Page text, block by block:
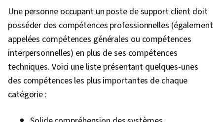
Protocole de configuration dynamique de l'hôte
(DHCP), Intégrité des données, Routage de
réseau, Protocoles de routage, Matériel de
mise en réseau
Une personne occupant un poste de support client doit
posséder des compétences professionnelles (également
appelées compétences générales ou compétences
interpersonnelles) en plus de ses compétences
techniques. Voici une liste présentant quelques-unes
des compétences les plus importantes de chaque
catégorie :